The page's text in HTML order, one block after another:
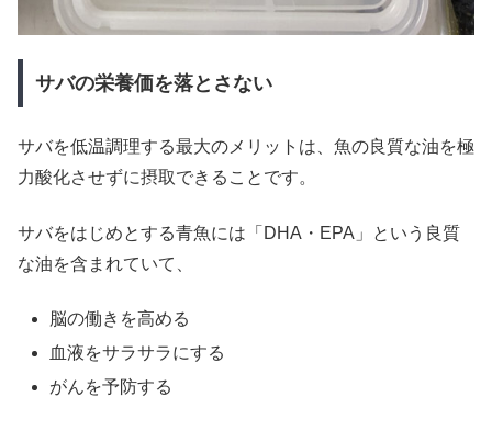
サバの栄養価を落とさない
サバを低温調理する最大のメリットは、魚の良質な油を極
力酸化させずに摂取できることです。
サバをはじめとする青魚には「DHA・EPA」という良質
な油を含まれていて、
脳の働きを高める
血液をサラサラにする
がんを予防する